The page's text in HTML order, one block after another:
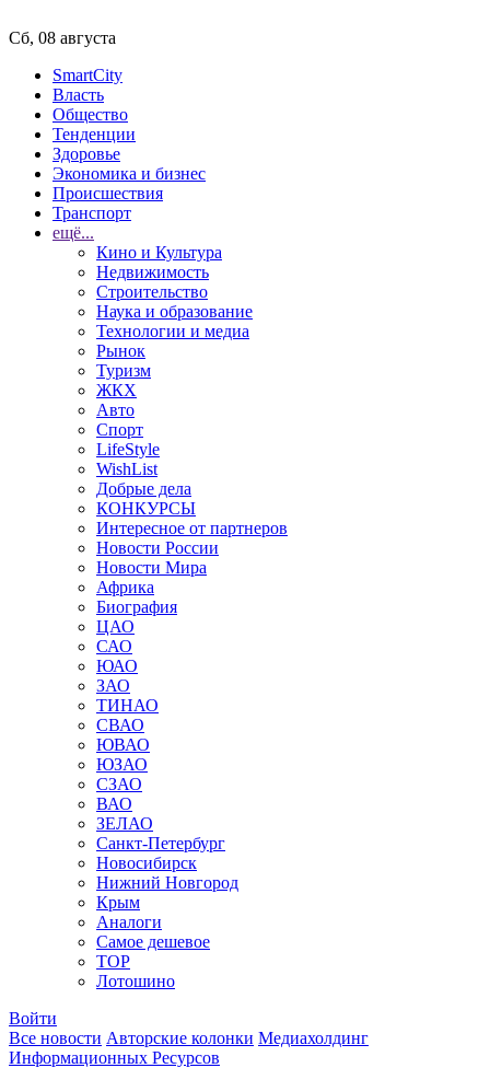
Сб, 08 августа
SmartCity
Власть
Общество
Тенденции
Здоровье
Экономика и бизнес
Происшествия
Транспорт
ещё...
Кино и Культура
Недвижимость
Строительство
Наука и образование
Технологии и медиа
Рынок
Туризм
ЖКХ
Авто
Спорт
LifeStyle
WishList
Добрые дела
КОНКУРСЫ
Интересное от партнеров
Новости России
Новости Мира
Африка
Биография
ЦАО
САО
ЮАО
ЗАО
ТИНАО
СВАО
ЮВАО
ЮЗАО
СЗАО
ВАО
ЗЕЛАО
Санкт-Петербург
Новосибирск
Нижний Новгород
Крым
Аналоги
Самое дешевое
TOP
Лотошино
Войти
Все новости Авторские колонки Медиахолдинг
Информационных Ресурсов